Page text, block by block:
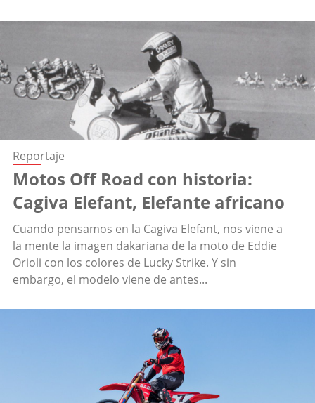
Reportaje
Motos Off Road con historia:
Cagiva Elefant, Elefante africano
Cuando pensamos en la Cagiva Elefant, nos viene a
la mente la imagen dakariana de la moto de Eddie
Orioli con los colores de Lucky Strike. Y sin
embargo, el modelo viene de antes...